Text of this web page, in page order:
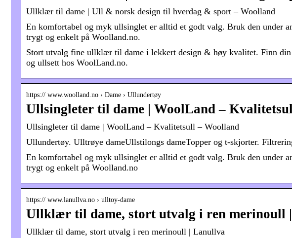
Ullklær til dame | Ull & norsk design til hverdag & sport – Woolland
En komfortabel og myk ullsinglet er alltid et godt valg. Bruk den under
trygt og enkelt på Woolland.no.
Stort utvalg fine ullklær til dame i lekkert design & høy kvalitet. Finn
og ullsett hos WoolLand.no.
https:// www.woolland.no › Dame › Ullundertøy
Ullsingleter til dame | WoolLand –
Ullsingleter til dame | WoolLand – Kvalitetsull – Woolland
Ullundertøy. Ulltrøye dameUllstilongs dameTopper og t-skjorter.
En komfortabel og myk ullsinglet er alltid et godt valg. Bruk den under
trygt og enkelt på Woolland.no
https:// www.lanullva.no › ulltoy-dame
Ullklær til dame, stort utvalg i ren merinoull
Ullklær til dame, stort utvalg i ren merinoull | Lanullva